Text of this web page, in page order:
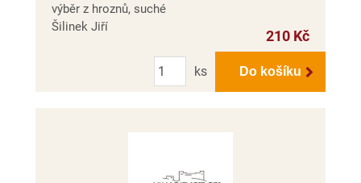
výběr z hroznů, suché
Šilinek Jiří
210 Kč
Počet
ks
Do košíku